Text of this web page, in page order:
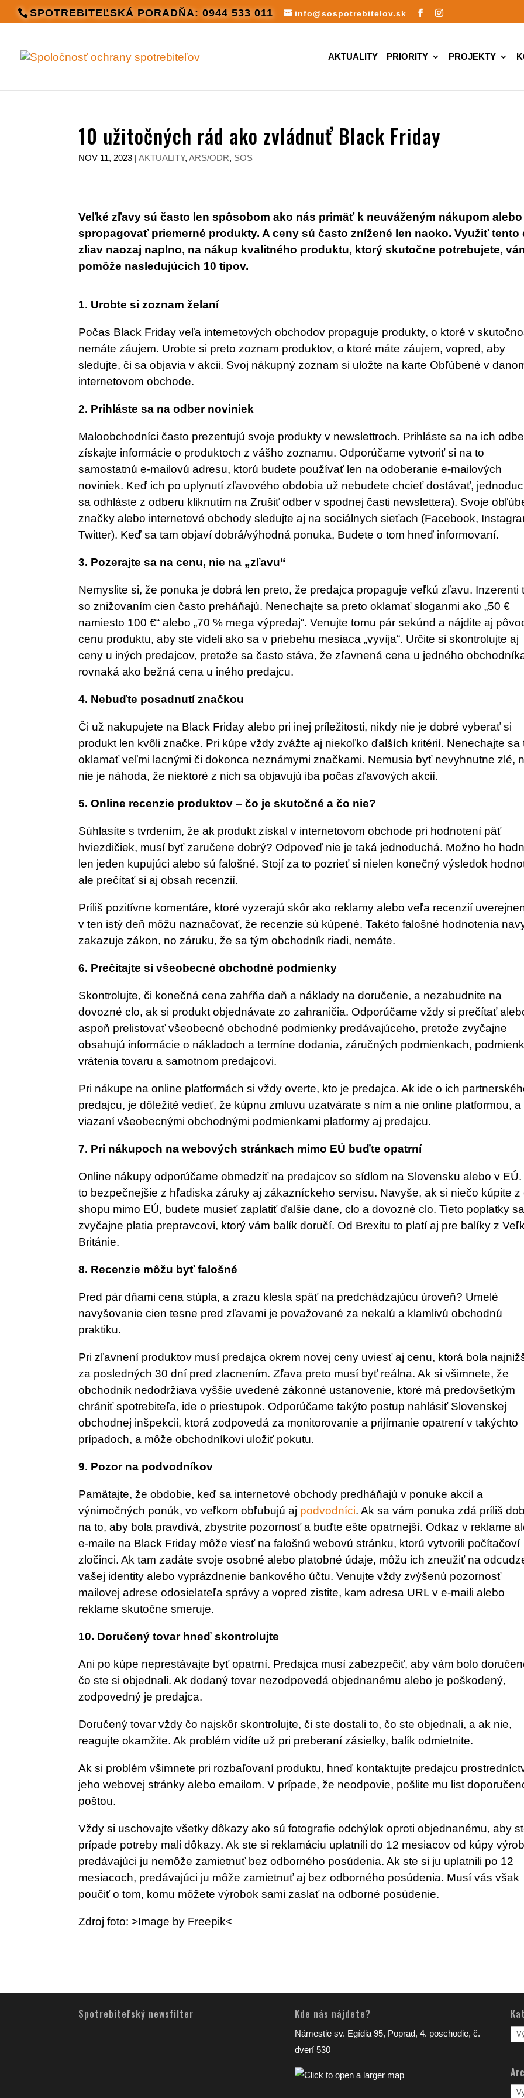
SPOTREBITEĽSKÁ PORADŇA: 0944 533 011 info@sospotrebitelov.sk
AKTUALITY PRIORITY PROJEKTY
10 užitočných rád ako zvládnuť Black Friday
NOV 11, 2023 |AKTUALITY,ARS/ODR, SOS
Veľké zľavy sú často len spôsobom ako nás primäť k neuváženým nákupom alebo
spropagovať priemerné produkty. A ceny sú často znížené len naoko. Využiť tento
zliav naozaj naplno, na nákup kvalitného produktu, ktorý skutočne potrebujete,
pomôže nasledujúcich 10 tipov.
1. Urobte si zoznam želaní
Počas Black Friday veľa internetových obchodov propaguje produkty, o ktoré v
nemáte záujem. Urobte si preto zoznam produktov, o ktoré máte záujem, vopred, aby
sledujte, či sa objavia v akcii. Svoj nákupný zoznam si uložte na karte Obľúbené v
internetovom obchode.
2. Prihláste sa na odber noviniek
Maloobchodníci často prezentujú svoje produkty v newslettroch. Prihláste sa na ich
získajte informácie o produktoch z vášho zoznamu. Odporúčame vytvoriť si na to
samostatnú e-mailovú adresu, ktorú budete používať len na odoberanie e-mailových
noviniek. Keď ich po uplynutí zľavového obdobia už nebudete chcieť dostávať,
sa odhláste z odberu kliknutím na Zrušiť odber v spodnej časti newslettera). Svoje
značky alebo internetové obchody sledujte aj na sociálnych sieťach (Facebook,
Twitter). Keď sa tam objaví dobrá/výhodná ponuka, Budete o tom hneď informovaní.
3. Pozerajte sa na cenu, nie na „zľavu“
Nemyslite si, že ponuka je dobrá len preto, že predajca propaguje veľkú zľavu. Inzerenti
so znižovaním cien často preháňajú. Nenechajte sa preto oklamať sloganmi ako „50 €
namiesto 100 €“ alebo „70 % mega výpredaj“. Venujte tomu pár sekúnd a nájdite aj
cenu produktu, aby ste videli ako sa v priebehu mesiaca „vyvíja“. Určite si skontrolujte aj
ceny u iných predajcov, pretože sa často stáva, že zľavnená cena u jedného
rovnaká ako bežná cena u iného predajcu.
4. Nebuďte posadnutí značkou
Či už nakupujete na Black Friday alebo pri inej príležitosti, nikdy nie je dobré vyberať si
produkt len ​kvôli značke. Pri kúpe vždy zvážte aj niekoľko ďalších kritérií. Nenechajte sa
oklamať veľmi lacnými či dokonca neznámymi značkami. Nemusia byť nevyhnutne zlé,
nie je náhoda, že niektoré z nich sa objavujú iba počas zľavových akcií.
5. Online recenzie produktov – čo je skutočné a čo nie?
Súhlasíte s tvrdením, že ak produkt získal v internetovom obchode pri hodnotení päť
hviezdičiek, musí byť zaručene dobrý? Odpoveď nie je taká jednoduchá. Možno ho
len jeden kupujúci alebo sú falošné. Stojí za to pozrieť si nielen konečný výsledok
ale prečítať si aj obsah recenzií.
Príliš pozitívne komentáre, ktoré vyzerajú skôr ako reklamy alebo veľa recenzií
v ten istý deň môžu naznačovať, že recenzie sú kúpené. Takéto falošné hodnotenia
zakazuje zákon, no záruku, že sa tým obchodník riadi, nemáte.
6. Prečítajte si všeobecné obchodné podmienky
Skontrolujte, či konečná cena zahŕňa daň a náklady na doručenie, a nezabudnite na
dovozné clo, ak si produkt objednávate zo zahraničia. Odporúčame vždy si prečítať
aspoň prelistovať všeobecné obchodné podmienky predávajúceho, pretože zvyčajne
obsahujú informácie o nákladoch a termíne dodania, záručných podmienkach,
vrátenia tovaru a samotnom predajcovi.
Pri nákupe na online platformách si vždy overte, kto je predajca. Ak ide o ich
predajcu, je dôležité vedieť, že kúpnu zmluvu uzatvárate s ním a nie online platformou, a
viazaní všeobecnými obchodnými podmienkami platformy aj predajcu.
7. Pri nákupoch na webových stránkach mimo EÚ buďte opatrní
Online nákupy odporúčame obmedziť na predajcov so sídlom na Slovensku alebo v EÚ.
to bezpečnejšie z hľadiska záruky aj zákazníckeho servisu. Navyše, ak si niečo kúpite z
shopu mimo EÚ, budete musieť zaplatiť ďalšie dane, clo a dovozné clo. Tieto poplatky sa
zvyčajne platia prepravcovi, ktorý vám balík doručí. Od Brexitu to platí aj pre balíky z
Británie.
8. Recenzie môžu byť falošné
Pred pár dňami cena stúpla, a zrazu klesla späť na predchádzajúcu úroveň? Umelé
navyšovanie cien tesne pred zľavami je považované za nekalú a klamlivú obchodnú
praktiku.
Pri zľavnení produktov musí predajca okrem novej ceny uviesť aj cenu, ktorá bola
za posledných 30 dní pred zlacnením. Zľava preto musí byť reálna. Ak si všimnete, že
obchodník nedodržiava vyššie uvedené zákonné ustanovenie, ktoré má predovšetkým
chrániť spotrebiteľa, ide o priestupok. Odporúčame takýto postup nahlásiť Slovenskej
obchodnej inšpekcii, ktorá zodpovedá za monitorovanie a prijímanie opatrení v takýchto
prípadoch, a môže obchodníkovi uložiť pokutu.
9. Pozor na podvodníkov
Pamätajte, že obdobie, keď sa internetové obchody predháňajú v ponuke akcií a
výnimočných ponúk, vo veľkom obľubujú aj podvodníci. Ak sa vám ponuka zdá príliš
na to, aby bola pravdivá, zbystrite pozornosť a buďte ešte opatrnejší. Odkaz v reklame
e-maile na Black Friday môže viesť na falošnú webovú stránku, ktorú vytvorili počítačoví
zločinci. Ak tam zadáte svoje osobné alebo platobné údaje, môžu ich zneužiť na
vašej identity alebo vyprázdnenie bankového účtu. Venujte vždy zvýšenú pozornosť
mailovej adrese odosielateľa správy a vopred zistite, kam adresa URL v e-maili alebo
reklame skutočne smeruje.
10. Doručený tovar hneď skontrolujte
Ani po kúpe neprestávajte byť opatrní. Predajca musí zabezpečiť, aby vám bolo
čo ste si objednali. Ak dodaný tovar nezodpovedá objednanému alebo je poškodený,
zodpovedný je predajca.
Doručený tovar vždy čo najskôr skontrolujte, či ste dostali to, čo ste objednali, a ak nie,
reagujte okamžite. Ak problém vidíte už pri preberaní zásielky, balík odmietnite.
Ak si problém všimnete pri rozbaľovaní produktu, hneď kontaktujte predajcu
jeho webovej stránky alebo emailom. V prípade, že neodpovie, pošlite mu list
poštou.
Vždy si uschovajte všetky dôkazy ako sú fotografie odchýlok oproti objednanému, aby
prípade potreby mali dôkazy. Ak ste si reklamáciu uplatnili do 12 mesiacov od kúpy
predávajúci ju nemôže zamietnuť bez odborného posúdenia. Ak ste si ju uplatnili po 12
mesiacoch, predávajúci ju môže zamietnuť aj bez odborného posúdenia. Musí vás však
poučiť o tom, komu môžete výrobok sami zaslať na odborné posúdenie.
Zdroj foto: >Image by Freepik<
Spotrebiteľský newsfilter Kde nás nájdete?
Námestie sv. Egídia 95, Poprad, 4. poschodie, č.
dverí 530